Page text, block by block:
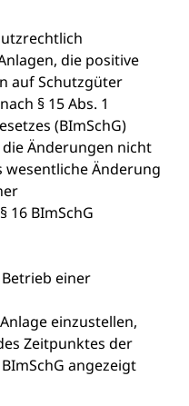
die positive
auf Schutzgüter
§ 15 Abs. 1
(BImSchG)
Änderungen nicht
Änderung
16 BImSchG
Betrieb einer
einzustellen,
Zeitpunktes der
angezeigt